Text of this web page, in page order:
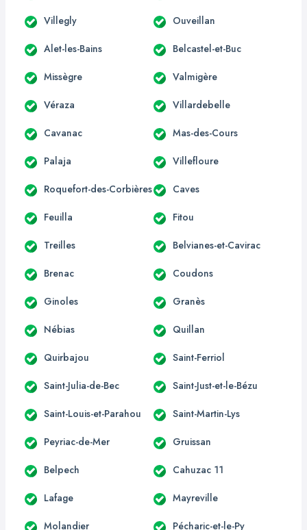
Villegly Ouveillan
Alet-les-Bains Belcastel-et-Buc
Missègre Valmigère
Véraza Villardebelle
Cavanac Mas-des-Cours
Palaja Villefloure
Roquefort-des-Corbières Caves
Feuilla Fitou
Treilles Belvianes-et-Cavirac
Brenac Coudons
Ginoles Granès
Nébias Quillan
Quirbajou Saint-Ferriol
Saint-Julia-de-Bec Saint-Just-et-le-Bézu
Saint-Louis-et-Parahou Saint-Martin-Lys
Peyriac-de-Mer Gruissan
Belpech Cahuzac 11
Lafage Mayreville
Molandier Pécharic-et-le-Py